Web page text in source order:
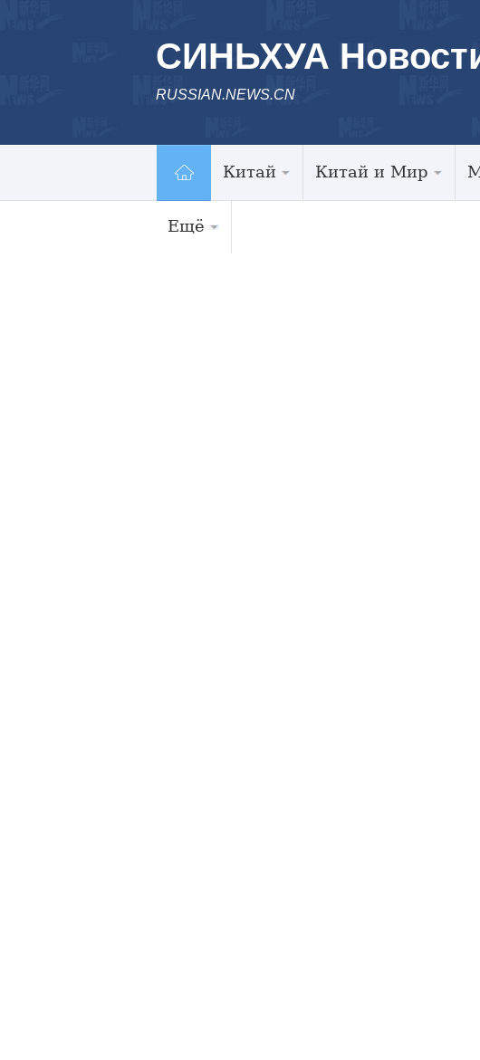
СИНЬХУА
RUSSIAN.NEWS.CN
Китай Китай и Мир
Ещё